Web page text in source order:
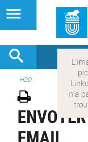
H2O
EMAIL